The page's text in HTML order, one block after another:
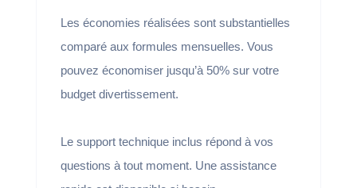
Les économies réalisées sont substantielles
comparé aux formules mensuelles. Vous
pouvez économiser jusqu’à 50% sur votre
budget divertissement.
Le support technique inclus répond à vos
questions à tout moment. Une assistance